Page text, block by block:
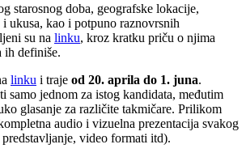
starosnog doba, geografske lokacije,
ukusa, kao i potpuno raznovrsnih
su na linku, kroz kratku priču o njima
ih definiše.
linku i traje od 20. aprila do 1. juna.
samo jednom za istog kandidata, međutim
glasanje za različite takmičare. Prilikom
audio i vizuelna prezentacija svakog
video formati itd).